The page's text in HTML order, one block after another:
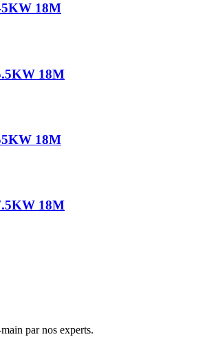
18M
18M
18M
18M
par nos experts.